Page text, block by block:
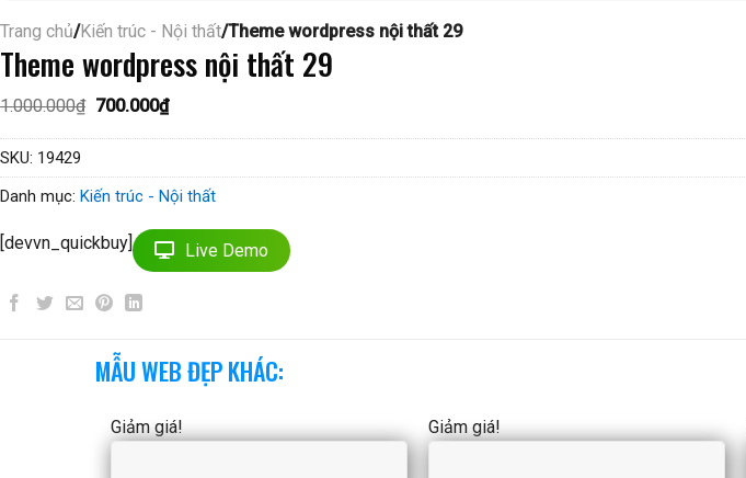
Trang chủ/Kiến trúc - Nội thất/Theme wordpress nội thất 29
Theme wordpress nội thất 29
1.000.000₫ Giá
là:
700.000₫Giá
hiện
tại
700.000₫.
SKU: 19429
Danh mục: Kiến trúc - Nội thất
[devvn_quickbuy] Live Demo
MẪU WEB ĐẸP KHÁC:
Giảm giá! Giảm giá!